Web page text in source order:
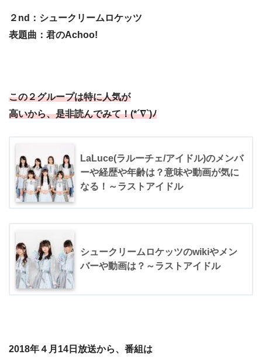
２nd：シュークリームロケッツ
表題曲：君のAchoo!
この２グループは特に人気が
高いから、是非読んでみて！(*´∇`)ﾉ
LaLuce(ラルーチェ/アイドル)のメンバ
ーや経歴や年齢は？意味や動画が気に
なる！～ラストアイドル
シュークリームロケッツのwikiやメン
バーや動画は？～ラストアイドル
2018年４月14日放送から、番組は